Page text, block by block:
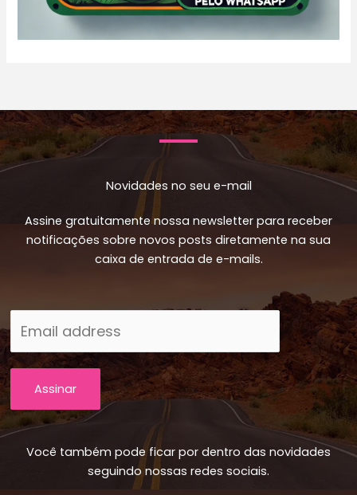
Novidades no seu e-mail
Assine gratuitamente nossa newsletter para receber
notificações sobre novos posts diretamente na sua
caixa de entrada de e-mails.
Assinar
Você também pode ficar por dentro das novidades
seguindo nossas redes sociais.